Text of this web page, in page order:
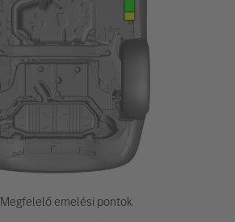
Megfelelő emelési pontok